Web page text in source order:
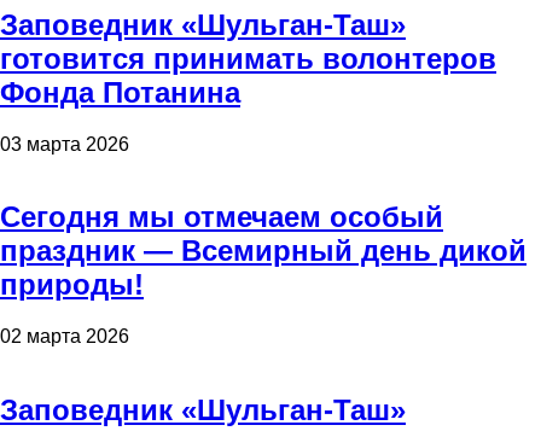
Заповедник «Шульган-Таш»
готовится принимать волонтеров
Фонда Потанина
03 марта 2026
Сегодня мы отмечаем особый
праздник — Всемирный день дикой
природы!
02 марта 2026
Заповедник «Шульган-Таш»